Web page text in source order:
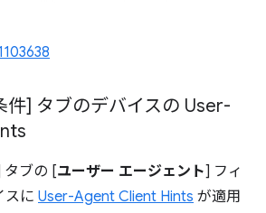
件] タブのデバイスの User-
タブの [ユーザー エージェント] フィ
スに User-Agent Client Hints が適用